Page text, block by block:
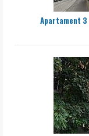
Apartament